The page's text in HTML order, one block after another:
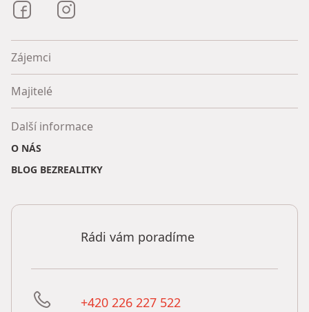
Bezrealitky na Facebooku
Zájemci
Majitelé
Další informace
O NÁS
BLOG BEZREALITKY
Rádi vám poradíme
+420 226 227 522